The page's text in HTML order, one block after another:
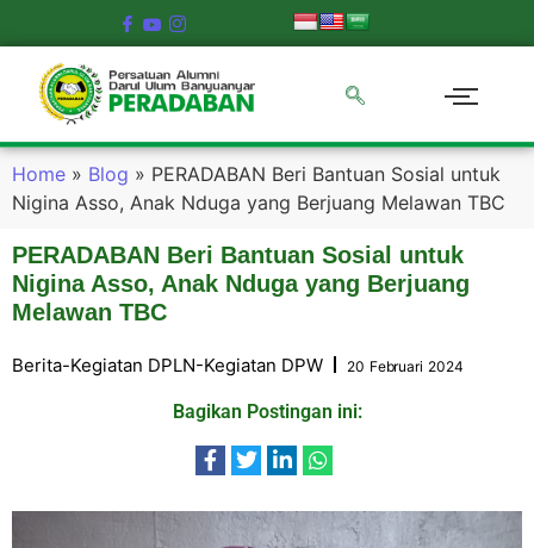
Home » Blog » PERADABAN Beri Bantuan Sosial untuk
Nigina Asso, Anak Nduga yang Berjuang Melawan TBC
PERADABAN Beri Bantuan Sosial untuk
Nigina Asso, Anak Nduga yang Berjuang
Melawan TBC
Berita-Kegiatan DPLN-Kegiatan DPW 20 Februari 2024
Bagikan Postingan ini: